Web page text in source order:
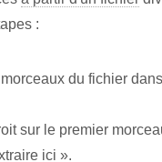
:
du fichier
sur le premier
ici ».